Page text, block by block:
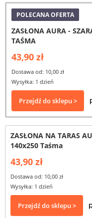
POLECANA OFERTA
ZASŁONA AURA -
TAŚMA
43,90 zł
Dostawa od: 10,00 zł
Wysyłka: 1 dzień
Przejdź do sklepu >
ZASŁONA NA TARAS
140x250 Taśma
43,90 zł
Dostawa od: 10,00 zł
Wysyłka: 1 dzień
Przejdź do sklepu >